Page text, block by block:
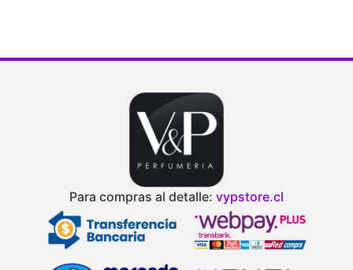
Para compras al detalle: vypstore.cl